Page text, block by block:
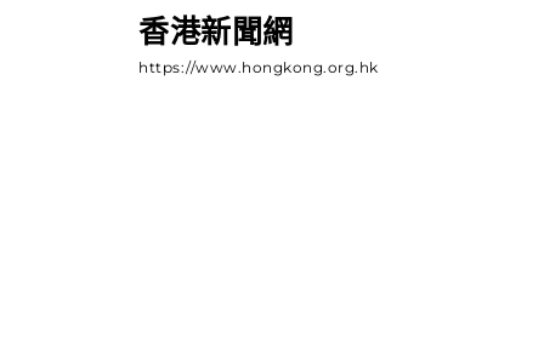
香港新聞網
https://www.hongkong.org.hk